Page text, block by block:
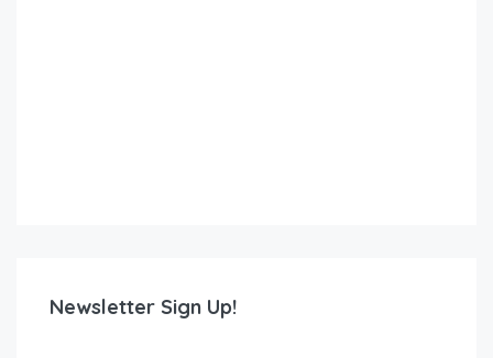
Newsletter Sign Up!